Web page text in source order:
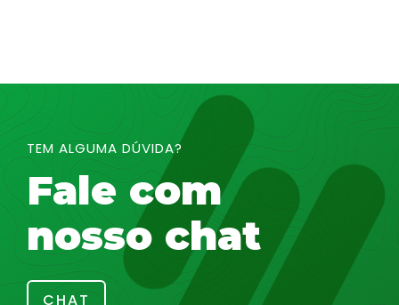
TEM ALGUMA DÚVIDA?
Fale com
nosso chat
CHAT